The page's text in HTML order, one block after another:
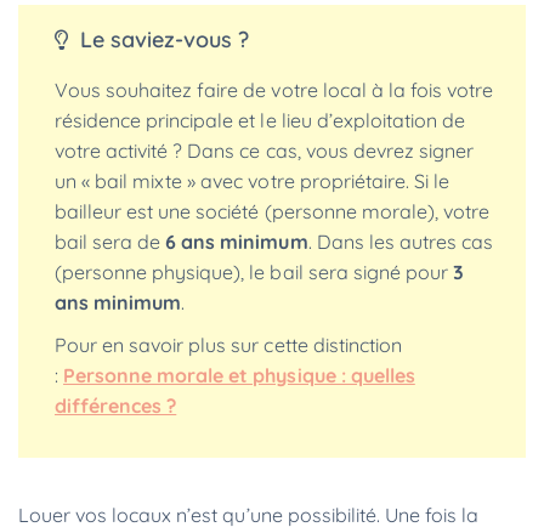
Le saviez-vous ?
Vous souhaitez faire de votre local à la fois votre
résidence principale et le lieu d’exploitation de
votre activité ? Dans ce cas, vous devrez signer
un « bail mixte » avec votre propriétaire. Si le
bailleur est une société (personne morale), votre
bail sera de6 ans minimum. Dans les autres cas
(personne physique), le bail sera signé pour3
ans minimum.
Pour en savoir plus sur cette distinction
: Personne morale et physique : quelles
différences ?
Louer vos locaux n’est qu’une possibilité. Une fois la